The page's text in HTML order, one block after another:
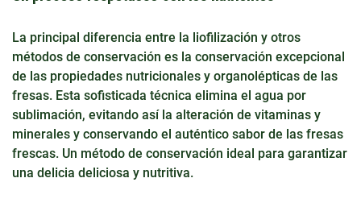
La principal diferencia entre la liofilización y otros
métodos de conservación es la conservación excepcional
de las propiedades nutricionales y organolépticas de las
fresas. Esta sofisticada técnica elimina el agua por
sublimación, evitando así la alteración de vitaminas y
minerales y conservando el auténtico sabor de las fresas
frescas. Un método de conservación ideal para garantizar
una delicia deliciosa y nutritiva.